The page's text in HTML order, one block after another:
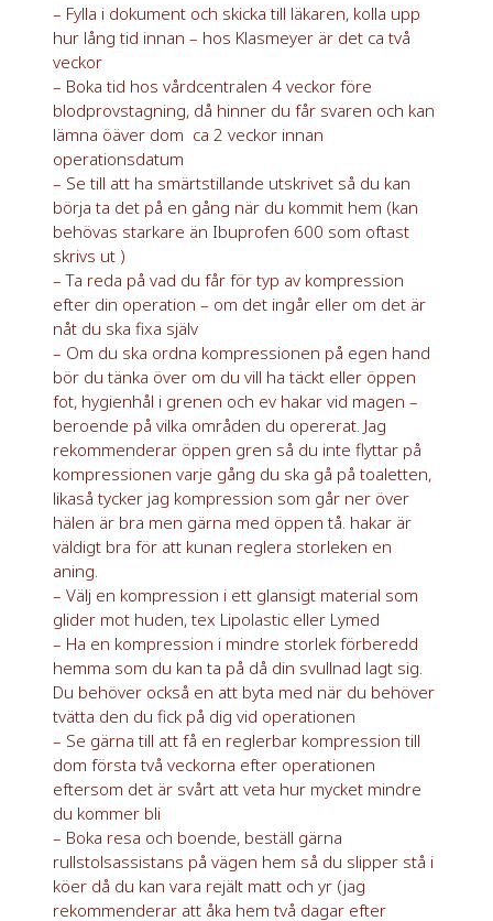
– Fylla i dokument och skicka till läkaren, kolla upp
hur lång tid innan – hos Klasmeyer är det ca två
veckor
– Boka tid hos vårdcentralen 4 veckor före
blodprovstagning, då hinner du får svaren och kan
lämna öäver dom ca 2 veckor innan
operationsdatum
– Se till att ha smärtstillande utskrivet så du kan
börja ta det på en gång när du kommit hem (kan
behövas starkare än Ibuprofen 600 som oftast
skrivs ut )
– Ta reda på vad du får för typ av kompression
efter din operation – om det ingår eller om det är
nåt du ska fixa själv
– Om du ska ordna kompressionen på egen hand
bör du tänka över om du vill ha täckt eller öppen
fot, hygienhål i grenen och ev hakar vid magen –
beroende på vilka områden du opererat. Jag
rekommenderar öppen gren så du inte flyttar på
kompressionen varje gång du ska gå på toaletten,
likaså tycker jag kompression som går ner över
hälen är bra men gärna med öppen tå. hakar är
väldigt bra för att kunan reglera storleken en
aning.
– Välj en kompression i ett glansigt material som
glider mot huden, tex Lipolastic eller Lymed
– Ha en kompression i mindre storlek förberedd
hemma som du kan ta på då din svullnad lagt sig.
Du behöver också en att byta med när du behöver
tvätta den du fick på dig vid operationen
– Se gärna till att få en reglerbar kompression till
dom första två veckorna efter operationen
eftersom det är svårt att veta hur mycket mindre
du kommer bli
– Boka resa och boende, beställ gärna
rullstolsassistans på vägen hem så du slipper stå i
köer då du kan vara rejält matt och yr (jag
rekommenderar att åka hem två dagar efter